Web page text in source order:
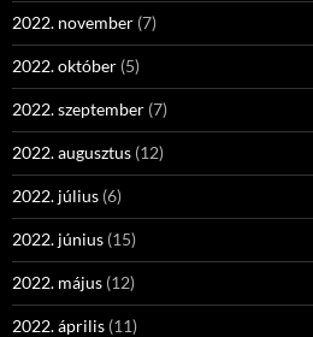
2022. november (7)
2022. október (5)
2022. szeptember (7)
2022. augusztus (12)
2022. július (6)
2022. június (15)
2022. május (12)
2022. április (11)